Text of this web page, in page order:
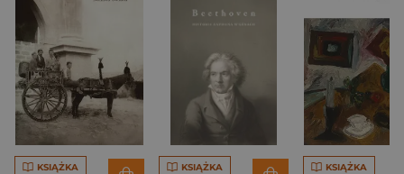
KSIĄŻKA KSIĄŻKA KSIĄŻKA